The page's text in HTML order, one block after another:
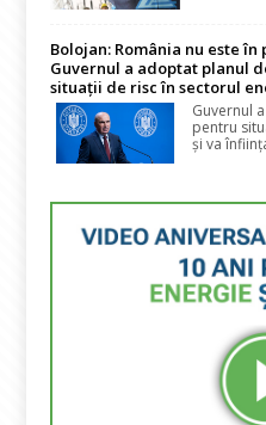
Bolojan: România nu este
Guvernul a adoptat planul
situații de risc în sectorul
Guvernul
pentru
și va